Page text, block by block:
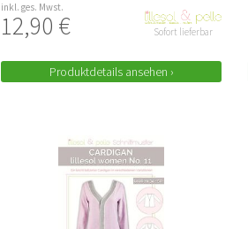
inkl. ges. Mwst.
12,90 € Sofort lieferbar
Produktdetails ansehen ›